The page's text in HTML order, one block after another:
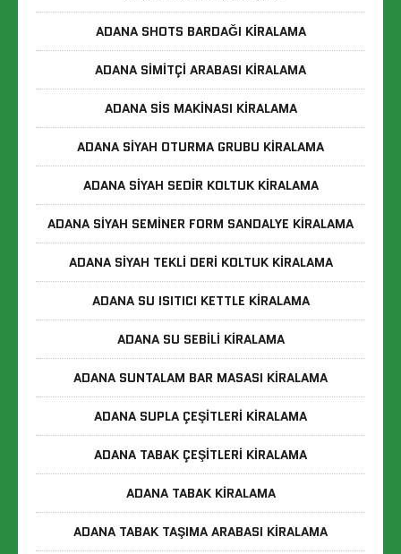
ADANA SHOTS BARDAĞI KIRALAMA
ADANA SIMITÇI ARABASI KIRALAMA
ADANA SIS MAKINASI KIRALAMA
ADANA SIYAH OTURMA GRUBU KIRALAMA
ADANA SIYAH SEDIR KOLTUK KIRALAMA
ADANA SIYAH SEMINER FORM SANDALYE KIRALAMA
ADANA SIYAH TEKLI DERI KOLTUK KIRALAMA
ADANA SU ISITICI KETTLE KIRALAMA
ADANA SU SEBILI KIRALAMA
ADANA SUNTALAM BAR MASASI KIRALAMA
ADANA SUPLA ÇEŞITLERI KIRALAMA
ADANA TABAK ÇEŞITLERI KIRALAMA
ADANA TABAK KIRALAMA
ADANA TABAK TAŞIMA ARABASI KIRALAMA